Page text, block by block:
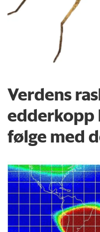
Verdens
edderkopp
følge med